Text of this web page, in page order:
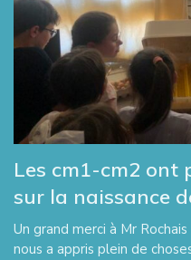
Les cm1-cm2 ont
sur la naissance
Un grand merci à Mr
nous a appris plein de